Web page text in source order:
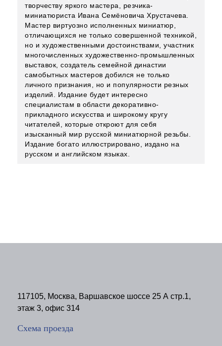
творчеству яркого мастера, резчика-
миниатюриста Ивана Семёновича Хрустачева.
Мастер виртуозно исполненных миниатюр,
отличающихся не только совершенной техникой,
но и художественными достоинствами, участник
многочисленных художественно-промышленных
выставок, создатель семейной династии
самобытных мастеров добился не только
личного признания, но и популярности резных
изделий. Издание будет интересно
специалистам в области декоративно-
прикладного искусства и широкому кругу
читателей, которые откроют для себя
изысканный мир русской миниатюрной резьбы.
Издание богато иллюстрировано, издано на
русском и английском языках.
117105, Москва, Варшавское шоссе 25 А стр.1,
этаж 3, офис 314
Схема проезда